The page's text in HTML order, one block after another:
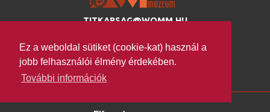
Ez a weboldal sütiket (cookie-kat) használ a
jobb felhasználói élmény érdekében.
További információk
TITKARSAG@WOMM.HU
H-7100 SZEKSZÁRD,
SZENT ISTVÁN TÉR 26.
WWW.WOMM.HU